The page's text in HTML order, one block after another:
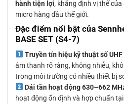
hành tiện lợi, khẳng định vị thế
micro hàng đầu thế giới.
Đặc điểm nổi bật của
BASE SET (S4-7)
Truyền tín hiệu kỹ thuật số
âm thanh rõ ràng, không nhiễu,
trong môi trường có nhiều thiết bị
Dải tần hoạt động 630–662
hoạt động ổn định và hợp chuẩn